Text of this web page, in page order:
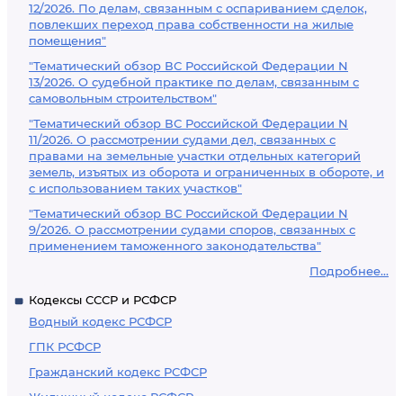
12/2026. По делам, связанным с оспариванием сделок,
повлекших переход права собственности на жилые
помещения"
"Тематический обзор ВС Российской Федерации N
13/2026. О судебной практике по делам, связанным с
самовольным строительством"
"Тематический обзор ВС Российской Федерации N
11/2026. О рассмотрении судами дел, связанных с
правами на земельные участки отдельных категорий
земель, изъятых из оборота и ограниченных в обороте, и
с использованием таких участков"
"Тематический обзор ВС Российской Федерации N
9/2026. О рассмотрении судами споров, связанных с
применением таможенного законодательства"
Подробнее...
Кодексы СССР и РСФСР
Водный кодекс РСФСР
ГПК РСФСР
Гражданский кодекс РСФСР